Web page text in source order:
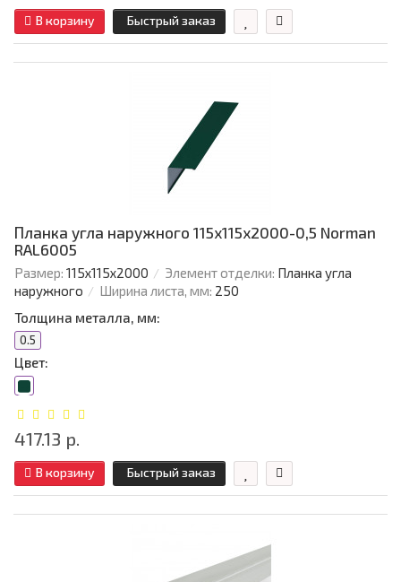
В корзину Быстрый заказ
Планка угла наружного 115х115х2000-0,5 Norman
RAL6005
Размер: 115х115х2000 Элемент отделки: Планка угла
наружного
Ширина листа, мм: 250
Толщина металла, мм:
0.5
Цвет:
417.13 р.
В корзину Быстрый заказ